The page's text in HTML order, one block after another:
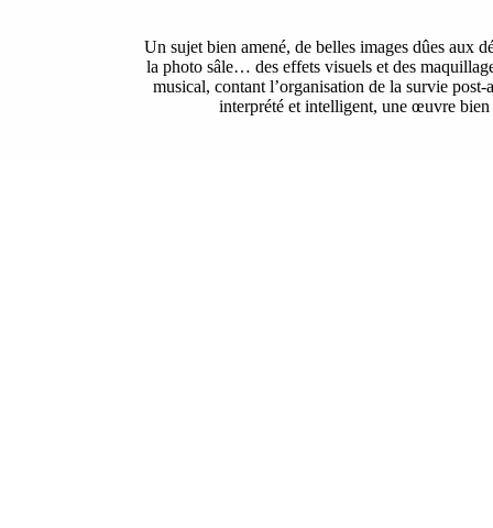
Un sujet bien amené, de belles images dûes aux
la photo sâle… des effets visuels et des
musical, contant l’organisation de la survie
interprété et intelligent, une œuvre